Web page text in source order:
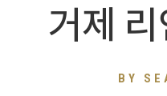
거제
BY